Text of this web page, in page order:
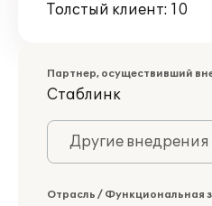
Толстый клиент: 10
Партнер, осуществивший
Стаблинк
Другие
Отрасль / Функциональная